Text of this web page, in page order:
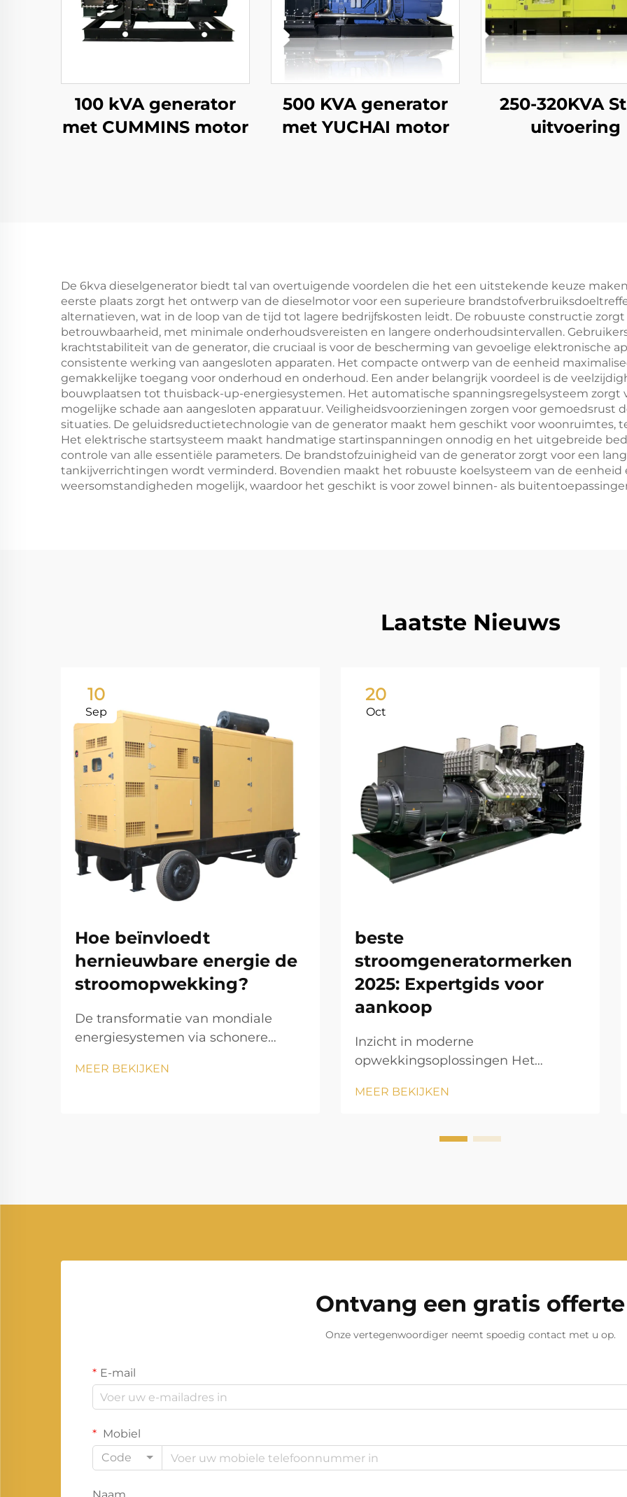
100 kVA generator
met CUMMINS motor
500 KVA generator
met YUCHAI motor
250-320KVA
uitvoering
De 6kva dieselgenerator biedt tal van overtuigende voordelen die het een uitstekende keuze
eerste plaats zorgt het ontwerp van de dieselmotor voor een superieure
alternatieven, wat in de loop van de tijd tot lagere bedrijfskosten leidt. De robuuste constructie
betrouwbaarheid, met minimale onderhoudsvereisten en langere onderhoudsintervallen.
krachtstabiliteit van de generator, die cruciaal is voor de bescherming van gevoelige elektronische
consistente werking van aangesloten apparaten. Het compacte ontwerp van de eenheid
gemakkelijke toegang voor onderhoud en onderhoud. Een ander belangrijk voordeel is de
bouwplaatsen tot thuisback-up-energiesystemen. Het automatische spanningsregelsysteem zorgt
mogelijke schade aan aangesloten apparatuur. Veiligheidsvoorzieningen zorgen voor
situaties. De geluidsreductietechnologie van de generator maakt hem geschikt voor woonruimtes,
Het elektrische startsysteem maakt handmatige startinspanningen onnodig en het uitgebreide
controle van alle essentiële parameters. De brandstofzuinigheid van de generator zorgt voor een
tankijverrichtingen wordt verminderd. Bovendien maakt het robuuste koelsysteem van de
weersomstandigheden mogelijk, waardoor het geschikt is voor zowel binnen- als
Laatste Nieuws
10
Sep
Hoe beïnvloedt
hernieuwbare energie de
stroomopwekking?
De transformatie van mondiale
energiesystemen via schonere
doorloopt momenteel een
de energievoorziening ooit.
MEER BEKIJKEN
20
Oct
beste
stroomgeneratormerken
2025: Expertgids voor
aankoop
Inzicht in moderne
opwekkingsoplossingen Het
commerciële stroomopwekking
dramatisch ontwikkeld. Naarmate
MEER BEKIJKEN
Ontvang een gratis offerte
Onze vertegenwoordiger neemt spoedig contact met u op.
E-mail
Mobiel
Code